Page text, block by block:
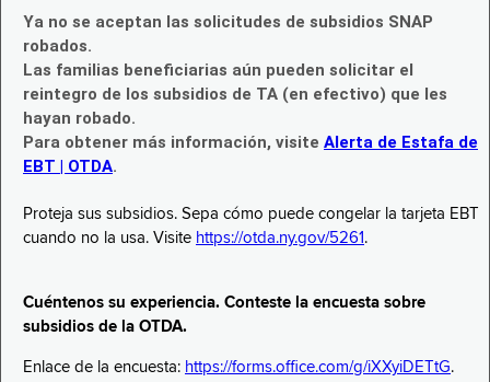
Ya no se aceptan las solicitudes de subsidios SNAP
robados.
Las familias beneficiarias aún pueden solicitar el
reintegro de los subsidios de TA (en efectivo) que les
hayan robado.
Para obtener más información, visite Alerta de Estafa de
EBT | OTDA.
Proteja sus subsidios. Sepa cómo puede congelar la tarjeta EBT
cuando no la usa. Visite https://otda.ny.gov/5261 .
Cuéntenos su experiencia. Conteste la encuesta sobre
subsidios de la OTDA.
Enlace de la encuesta: https://forms.office.com/g/iXXyiDETtG.